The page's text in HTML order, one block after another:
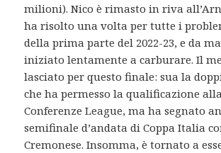
milioni). Nico è rimasto in riva
ha risolto una volta per tutte i
della prima parte del 2022-23, e da
iniziato lentamente a carburare. Il
lasciato per questo finale: sua la
che ha permesso la qualificazione
Conferenze League, ma ha segnato
semifinale d’andata di Coppa Italia
Cremonese. Insomma, è tornato a